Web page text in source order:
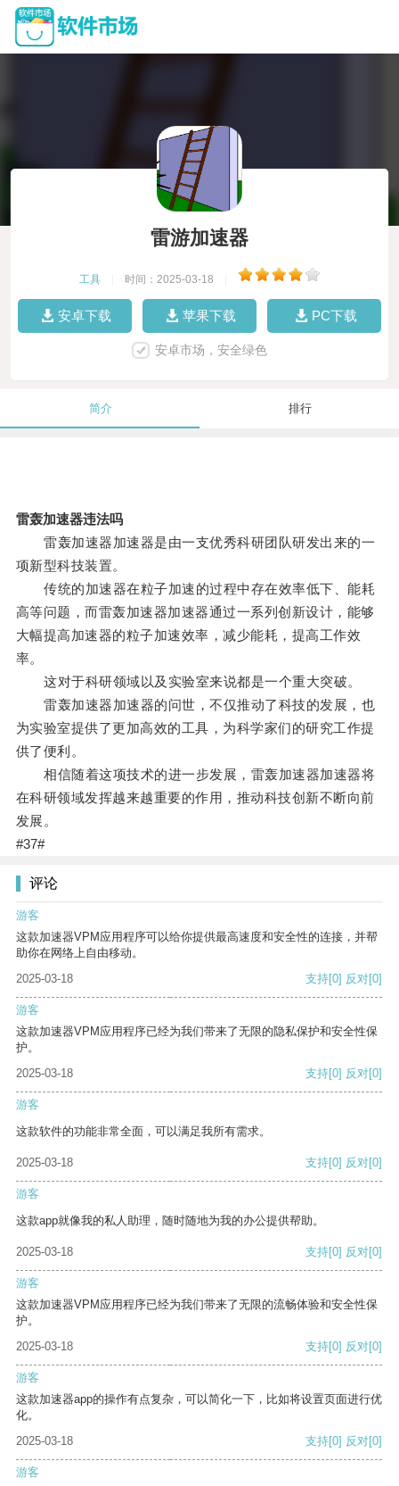
雷游加速器
工具 时间：2025-03-18
安卓下载 苹果下载 PC下载
安卓市场，安全绿色
简介 排行
雷轰加速器违法吗
雷轰加速器加速器是由一支优秀科研团队研发出来的一
项新型科技装置。
传统的加速器在粒子加速的过程中存在效率低下、能耗
高等问题，而雷轰加速器加速器通过一系列创新设计，能够
大幅提高加速器的粒子加速效率，减少能耗，提高工作效
率。
这对于科研领域以及实验室来说都是一个重大突破。
雷轰加速器加速器的问世，不仅推动了科技的发展，也
为实验室提供了更加高效的工具，为科学家们的研究工作提
供了便利。
相信随着这项技术的进一步发展，雷轰加速器加速器将
在科研领域发挥越来越重要的作用，推动科技创新不断向前
发展。
#37#
评论
游客
这款加速器VPM应用程序可以给你提供最高速度和安全性的连接，并帮
助你在网络上自由移动。
2025-03-18
支持[0] 反对[0]
游客
这款加速器VPM应用程序已经为我们带来了无限的隐私保护和安全性保
护。
2025-03-18
支持[0] 反对[0]
游客
这款软件的功能非常全面，可以满足我所有需求。
2025-03-18 支持[0] 反对[0]
游客
这款app就像我的私人助理，随时随地为我的办公提供帮助。
2025-03-18 支持[0] 反对[0]
游客
这款加速器VPM应用程序已经为我们带来了无限的流畅体验和安全性保
护。
2025-03-18
支持[0] 反对[0]
游客
这款加速器app的操作有点复杂，可以简化一下，比如将设置页面进行优
化。
2025-03-18
支持[0] 反对[0]
游客